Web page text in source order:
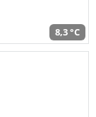
8,3 °C